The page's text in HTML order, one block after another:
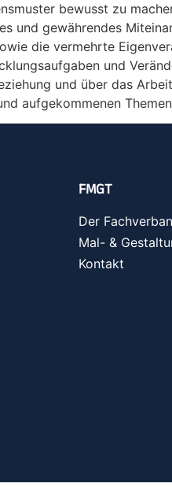
bewusst zu
und gewährendes
die vermehrte
und
und über das
aufgekommenen
FMGT
Der
Mal- &
Kontakt